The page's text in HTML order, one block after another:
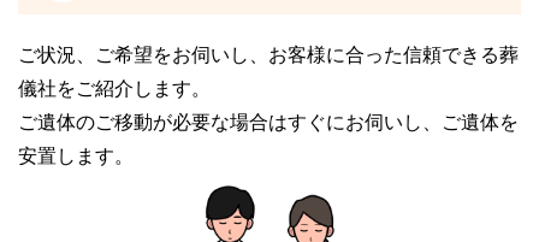
夜の後に通夜振る舞いをすることが可能です。
なお、料理やお飲み物代は変動・オプション費用に該
当します。
葬儀プラン内には含まれていないためご注意くださ
ご状況、ご希望をお伺いし、お客様に合った信頼できる葬
儀社をご紹介します。
ご遺体のご移動が必要な場合はすぐにお伺いし、ご遺体を
安置します。